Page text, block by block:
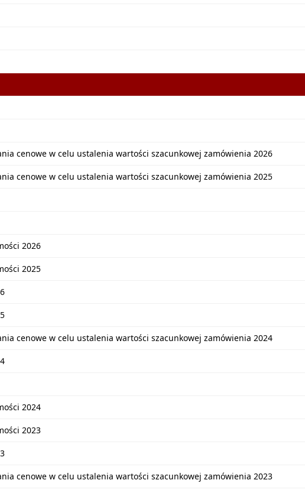
cenowe w celu ustalenia wartości szacunkowej zamówienia 2026
cenowe w celu ustalenia wartości szacunkowej zamówienia 2025
2026
2025
cenowe w celu ustalenia wartości szacunkowej zamówienia 2024
2024
2023
cenowe w celu ustalenia wartości szacunkowej zamówienia 2023